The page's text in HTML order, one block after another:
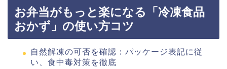
お弁当がもっと楽になる「冷凍食品
おかず」の使い方コツ
自然解凍の可否を確認：パッケージ表記に従
い、食中毒対策を徹底